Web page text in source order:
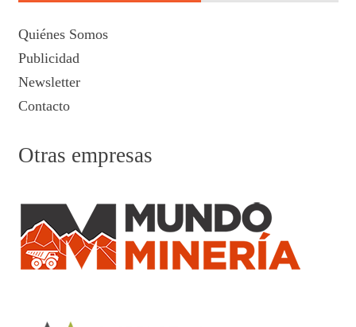
Quiénes Somos
Publicidad
Newsletter
Contacto
Otras empresas